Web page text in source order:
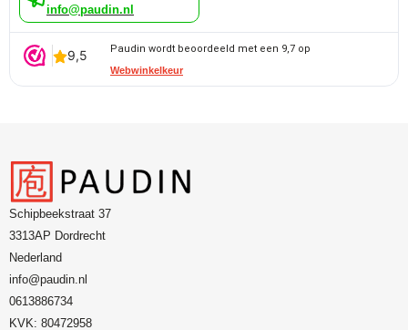
info@paudin.nl
Paudin wordt beoordeeld met een 9,7 op
Webwinkelkeur
Schipbeekstraat 37
3313AP Dordrecht
Nederland
info@paudin.nl
0613886734
KVK: 80472958